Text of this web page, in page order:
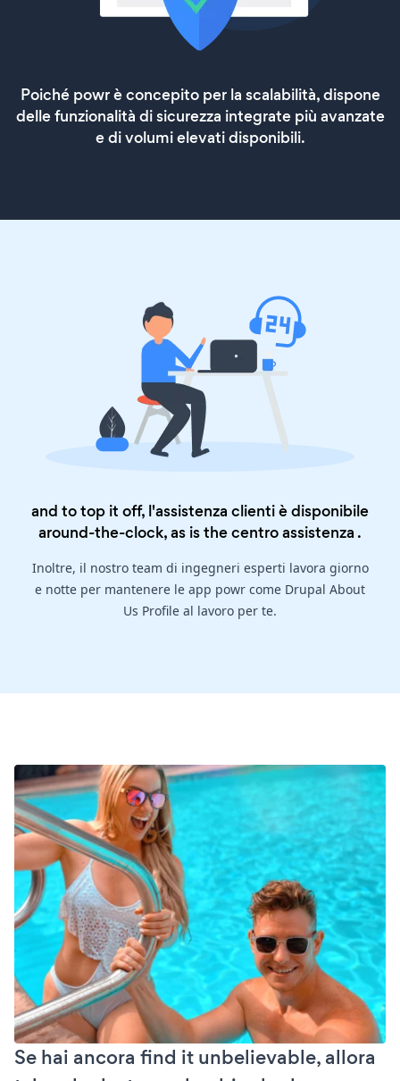
Poiché powr è concepito per la scalabilità, dispone
delle funzionalità di sicurezza integrate più avanzate
e di volumi elevati disponibili.
and to top it off, l'assistenza clienti è disponibile
around-the-clock, as is thecentro assistenza .
Inoltre, il nostro team di ingegneri esperti lavora giorno
e notte per mantenere le app powr come Drupal About
Us Profile al lavoro per te.
Se hai ancora find it unbelievable, allora